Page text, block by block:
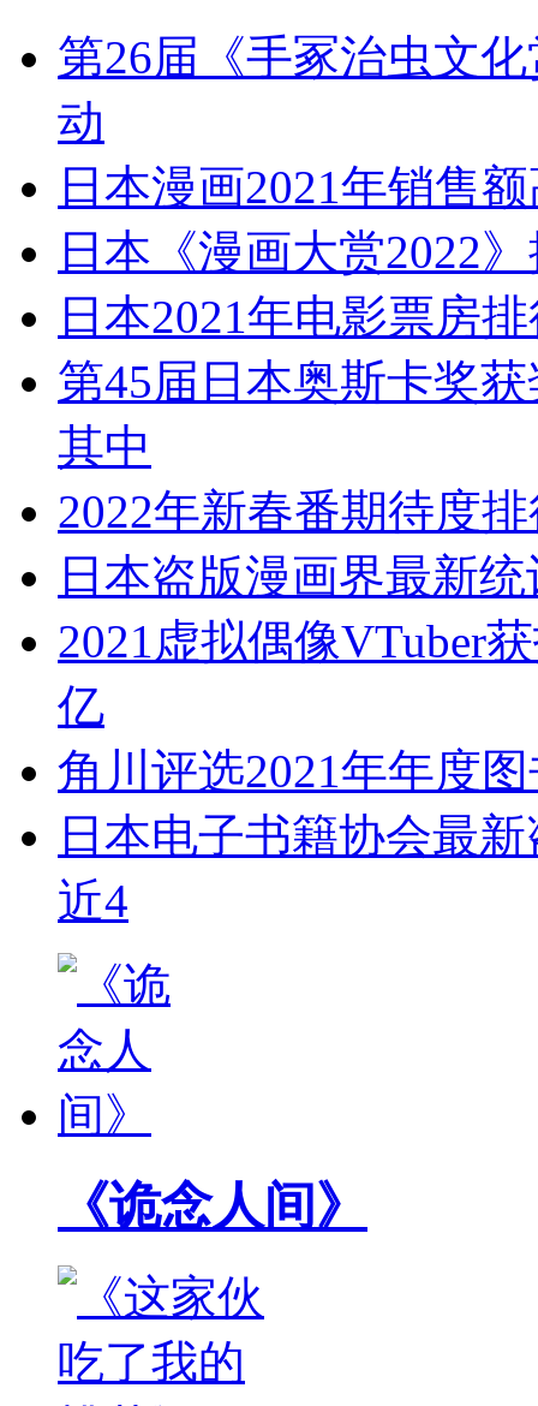
第26届《手冢治虫文
动
日本漫画2021年销售
日本《漫画大赏2022
日本2021年电影票房
第45届日本奥斯卡奖
其中
2022年新春番期待度
日本盗版漫画界最新
2021虚拟偶像VTuber
亿
角川评选2021年年度
日本电子书籍协会最
近4
《诡念人间》